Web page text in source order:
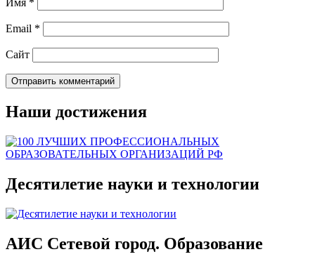
Имя *
Email *
Сайт
Наши достижения
Десятилетие науки и технологии
АИС Сетевой город. Образование